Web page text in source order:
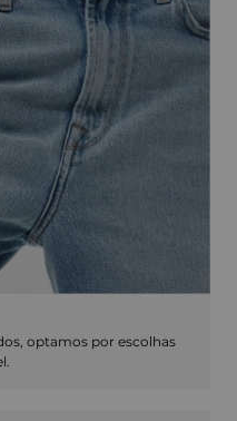
optamos por escolhas